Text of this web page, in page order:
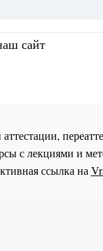
сайт
с лекциями и
ссылка на